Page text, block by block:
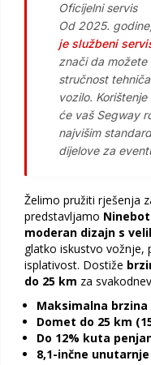
Oficijelni servis
Od 2025. godine,
je službeni
znači da
stručnost
vozilo.
će vaš Segway
najvišim
dijelove za
Želimo pružiti rješenja
predstavljamo Ninebot
moderan dizajn s
glatko iskustvo vožnje,
isplativost. Dostiže
do 25 km za
Maksimalna brzina
Domet do 25 km
Do 12% kuta
8,1-inčne